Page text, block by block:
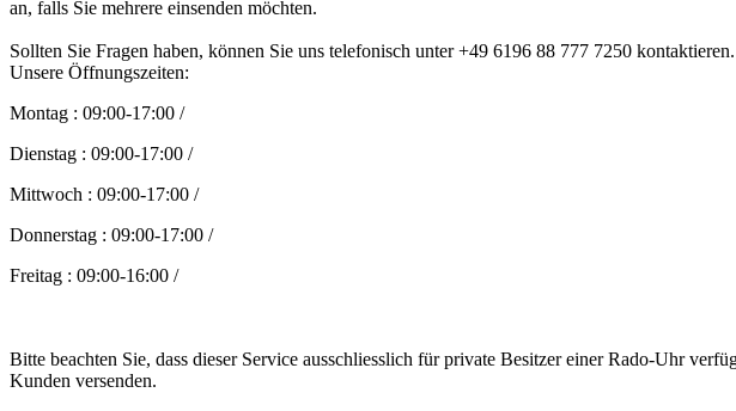
an, falls Sie mehrere einsenden möchten.
Sollten Sie Fragen haben, können Sie uns telefonisch unter +49 6196 88 777 7250 kontaktieren.
Unsere Öffnungszeiten:
Montag : 09:00-17:00 /
Dienstag : 09:00-17:00 /
Mittwoch : 09:00-17:00 /
Donnerstag : 09:00-17:00 /
Freitag : 09:00-16:00 /
Bitte beachten Sie, dass dieser Service ausschliesslich für private Besitzer einer Rado-Uhr
Kunden versenden.